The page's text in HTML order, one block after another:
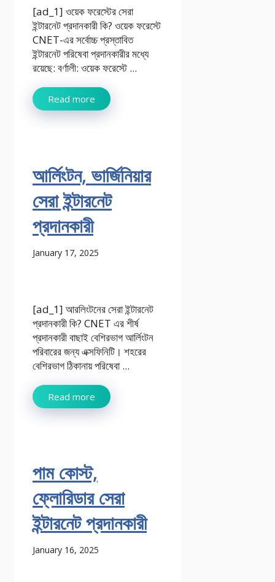
[ad_1] ওয়েক ফরেস্টের সেরা
ইন্টারনেট প্রদানকারী কি? ওয়েক ফরেস্টে
CNET-এর সর্বোচ্চ প্রস্তাবিত
ইন্টারনেট পরিষেবা প্রদানকারীর মধ্যে
রয়েছে: বর্ণালী: ওয়েক ফরেস্টে ...
Read more
আর্লিংটন, ভার্জিনিয়ার
সেরা ইন্টারনেট
প্রদানকারী
January 17, 2025
[ad_1] আরলিংটনের সেরা ইন্টারনেট
প্রদানকারী কি? CNET এর শীর্ষ
প্রদানকারী বাছাই বেশিরভাগ আর্লিংটন
পরিবারের জন্য এক্সফিনিটি। শহরের
বেশিরভাগ ঠিকানায় পরিষেবা ...
Read more
পাম কোস্ট,
ফ্লোরিডার সেরা
ইন্টারনেট প্রদানকারী
January 16, 2025